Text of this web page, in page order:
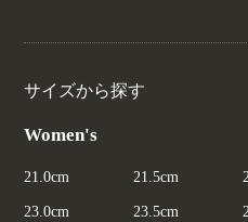
サイズから探す
Women's
21.0cm 21.5cm
23.0cm 23.5cm